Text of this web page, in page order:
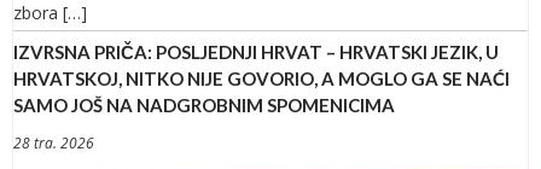
zbora […]
IZVRSNA PRIČA: POSLJEDNJI HRVAT – HRVATSKI JEZIK, U
HRVATSKOJ, NITKO NIJE GOVORIO, A MOGLO GA SE NAĆI
SAMO JOŠ NA NADGROBNIM SPOMENICIMA
28 tra. 2026